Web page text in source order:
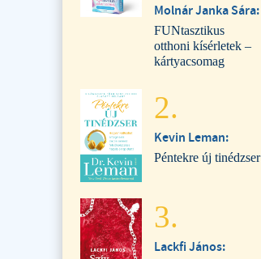
Molnár Janka Sára:
FUNtasztikus
otthoni kísérletek –
kártyacsomag
2.
Kevin Leman:
Péntekre új tinédzser
3.
Lackfi János: